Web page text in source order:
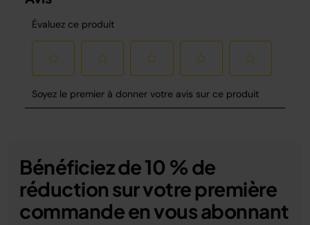
Bénéficiez de 10 % de
réduction sur votre première
commande en vous abonnant